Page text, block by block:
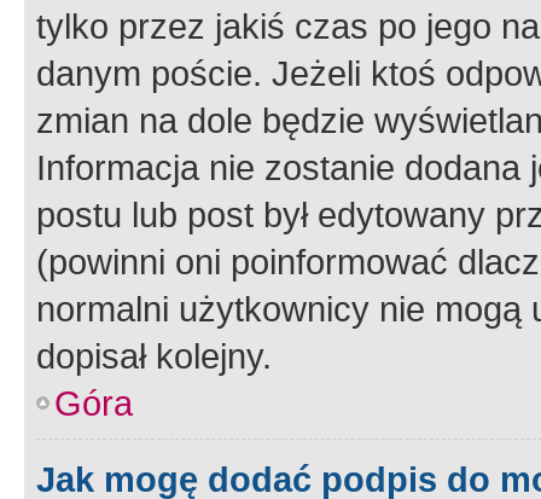
tylko przez jakiś czas po jego
danym poście. Jeżeli ktoś
zmian na dole będzie
Informacja nie zostanie dodana
postu lub post był edytowany
(powinni oni poinformować
normalni użytkownicy nie
dopisał kolejny.
Góra
Jak mogę dodać podpis do